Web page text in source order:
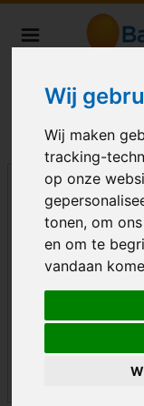
Wij
Wij maken
tracking-
op onze
tonen, om
en om te
vandaan